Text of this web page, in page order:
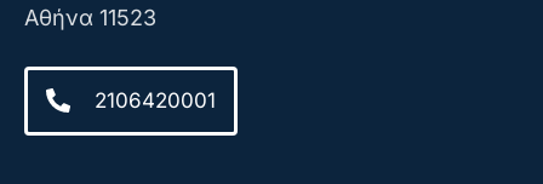
Αθήνα 11523
2106420001